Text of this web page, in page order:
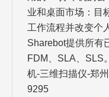
业和桌面市场：目
工作流程并改变个
Sharebot提供所有
FDM、SLA、SLS
机-三维扫描仪-郑
9295